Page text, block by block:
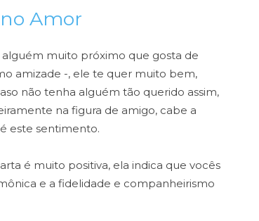
Amor
muito próximo que gosta de
amizade -, ele te quer muito bem,
não tenha alguém tão querido assim,
na figura de amigo, cabe a
este sentimento.
é muito positiva, ela indica que vocês
e a fidelidade e companheirismo